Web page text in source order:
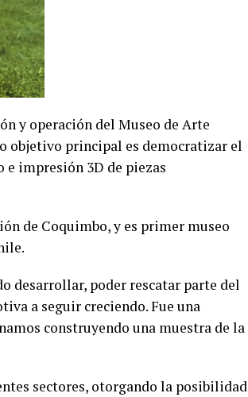
y operación del Museo de Arte
objetivo principal es democratizar el
e impresión 3D de piezas
de Coquimbo, y es primer museo
desarrollar, poder rescatar parte del
a seguir creciendo. Fue una
construyendo una muestra de la
sectores, otorgando la posibilidad